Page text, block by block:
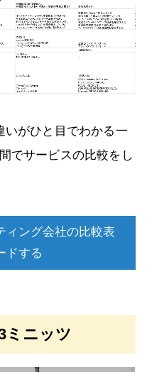
いがひと目でわかる一
でサービスの比較をし
ィング会社の比較表
ドする
ミニッツ